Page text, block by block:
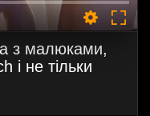
з малюками,
і не тільки